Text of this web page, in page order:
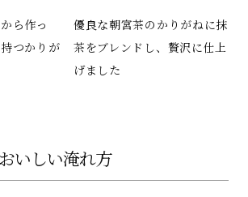
ら作っ
つかりが
優良な朝宮茶のかりがねに抹
茶をブレンドし、贅沢に仕上
げました
いしい淹れ方